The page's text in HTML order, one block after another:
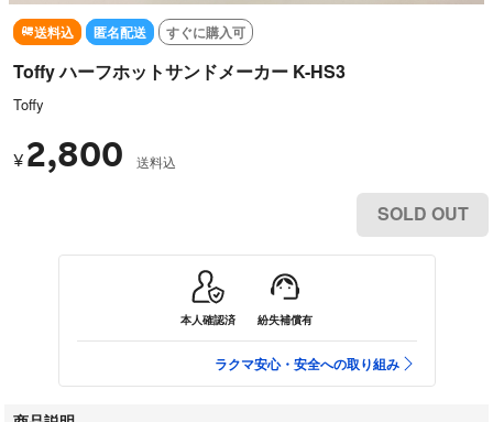
送料込 匿名配送 すぐに購入可
Toffy ハーフホットサンドメーカー K-HS3
Toffy
¥ 2,800 送料込
SOLD OUT
本人確認済 紛失補償有
ラクマ安心・安全への取り組み